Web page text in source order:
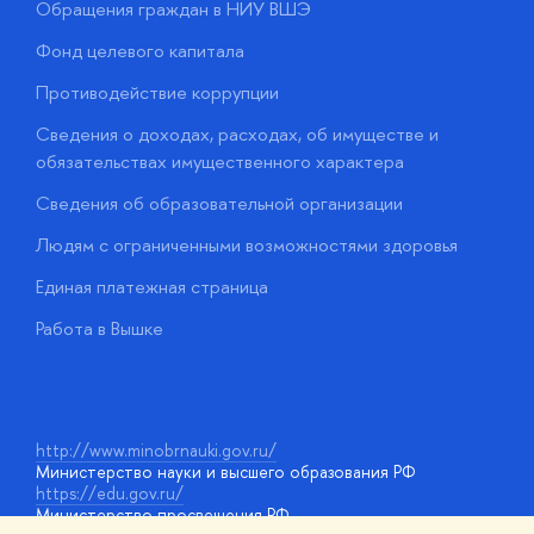
Обращения граждан в НИУ ВШЭ
Фонд целевого капитала
Противодействие коррупции
Сведения о доходах, расходах, об имуществе и
обязательствах имущественного характера
Сведения об образовательной организации
Людям с ограниченными возможностями здоровья
Единая платежная страница
Работа в Вышке
http://www.minobrnauki.gov.ru/
Министерство науки и высшего образования РФ
https://edu.gov.ru/
Министерство просвещения РФ